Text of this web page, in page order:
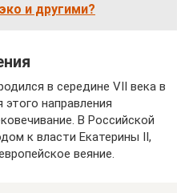
и другими?
в середине VII века в
этого направления
В Российской
к власти Екатерины II,
веяние.